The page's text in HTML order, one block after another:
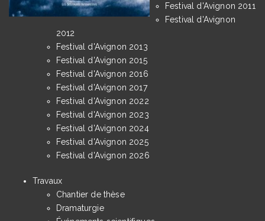
Festival d'Avignon 2011
Festival d'Avignon
2012
Festival d'Avignon 2013
Festival d'Avignon 2015
Festival d'Avignon 2016
Festival d'Avignon 2017
Festival d'Avignon 2022
Festival d'Avignon 2023
Festival d'Avignon 2024
Festival d'Avignon 2025
Festival d'Avignon 2026
Travaux
Chantier de thèse
Dramaturgie